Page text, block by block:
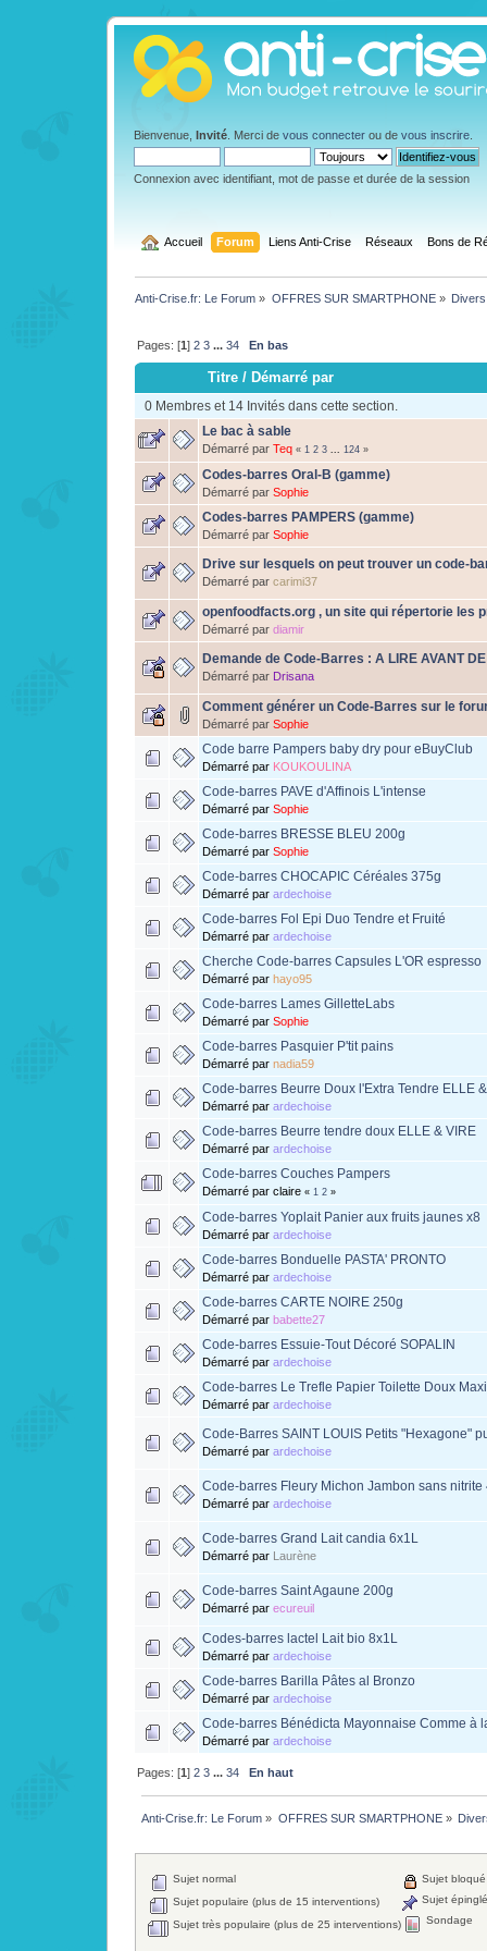
Bienvenue, Invité . Merci de vous connecter ou de vous inscrire
Connexion avec identifiant, mot de passe et durée de la session
Accueil Forum Liens Anti-Crise Réseaux Bons de
Anti-Crise.fr: Le Forum » OFFRES SUR SMARTPHONE» Divers
Pages: [1]2 3 ...34 En bas
Titre /Démarré par
0 Membres et 14 Invités dans cette section.
Le bac à sable
Démarré par Teq « 1 2 3 124 »
Codes-barres Oral-B (gamme)
Démarré par Sophie
Codes-barres PAMPERS (gamme)
Démarré par Sophie
Drive sur lesquels on peut trouver un code-
Démarré par carimi37
openfoodfacts.org , un site qui répertorie les
Démarré par diamir
Demande de Code-Barres : A LIRE AVANT DE
Démarré par Drisana
Comment générer un Code-Barres sur le
Démarré par Sophie
Code barre Pampers baby dry pour eBuyClub
Démarré par KOUKOULINA
Code-barres PAVE d'Affinois L'intense
Démarré par Sophie
Code-barres BRESSE BLEU 200g
Démarré par Sophie
Code-barres CHOCAPIC Céréales 375g
Démarré par ardechoise
Code-barres Fol Epi Duo Tendre et Fruité
Démarré par ardechoise
Cherche Code-barres Capsules L'OR espresso
Démarré par hayo95
Code-barres Lames GilletteLabs
Démarré par Sophie
Code-barres Pasquier P'tit pains
Démarré par nadia59
Code-barres Beurre Doux l'Extra Tendre ELLE
Démarré par ardechoise
Code-barres Beurre tendre doux ELLE & VIRE
Démarré par ardechoise
Code-barres Couches Pampers
Démarré par claire « 1 2 »
Code-barres Yoplait Panier aux fruits jaunes x8
Démarré par ardechoise
Code-barres Bonduelle PASTA' PRONTO
Démarré par ardechoise
Code-barres CARTE NOIRE 250g
Démarré par babette27
Code-barres Essuie-Tout Décoré SOPALIN
Démarré par ardechoise
Code-barres Le Trefle Papier Toilette Doux
Démarré par ardechoise
Code-Barres SAINT LOUIS Petits "Hexagone"
Démarré par ardechoise
Code-barres Fleury Michon Jambon sans nitrite
Démarré par ardechoise
Code-barres Grand Lait candia 6x1L
Démarré par Laurène
Code-barres Saint Agaune 200g
Démarré par ecureuil
Codes-barres lactel Lait bio 8x1L
Démarré par ardechoise
Code-barres Barilla Pâtes al Bronzo
Démarré par ardechoise
Code-barres Bénédicta Mayonnaise Comme à
Démarré par ardechoise
Pages: [1]2 3 ...34 En haut
Anti-Crise.fr: Le Forum » OFFRES SUR SMARTPHONE»
Sujet normal
Sujet populaire (plus de 15 interventions)
Sujet très populaire (plus de 25 interventions)
Sujet bloqué
Sujet
Sondage